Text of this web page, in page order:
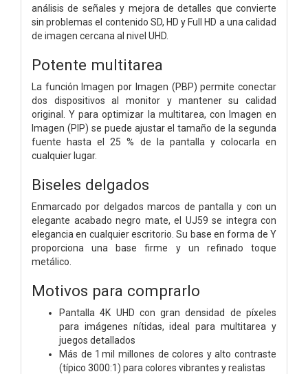
análisis de señales y mejora de detalles que convierte
sin problemas el contenido SD, HD y Full HD a una calidad
de imagen cercana al nivel UHD.
Potente multitarea
La función Imagen por Imagen (PBP) permite conectar
dos dispositivos al monitor y mantener su calidad
original. Y para optimizar la multitarea, con Imagen en
Imagen (PIP) se puede ajustar el tamaño de la segunda
fuente hasta el 25 % de la pantalla y colocarla en
cualquier lugar.
Biseles delgados
Enmarcado por delgados marcos de pantalla y con un
elegante acabado negro mate, el UJ59 se integra con
elegancia en cualquier escritorio. Su base en forma de Y
proporciona una base firme y un refinado toque
metálico.
Motivos para comprarlo
Pantalla 4K UHD con gran densidad de píxeles
para imágenes nítidas, ideal para multitarea y
juegos detallados
Más de 1 mil millones de colores y alto contraste
(típico 3000:1) para colores vibrantes y realistas